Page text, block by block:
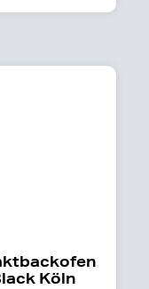
Köln